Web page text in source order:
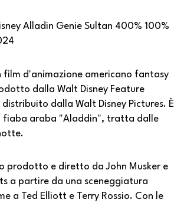
Alladin Genie Sultan 400% 100%
film d'animazione americano fantasy
dalla Walt Disney Feature
dalla Walt Disney Pictures. È
fiaba araba "Aladdin", tratta dalle
prodotto e diretto da John Musker e
a partire da una sceneggiatura
a Ted Elliott e Terry Rossio. Con le